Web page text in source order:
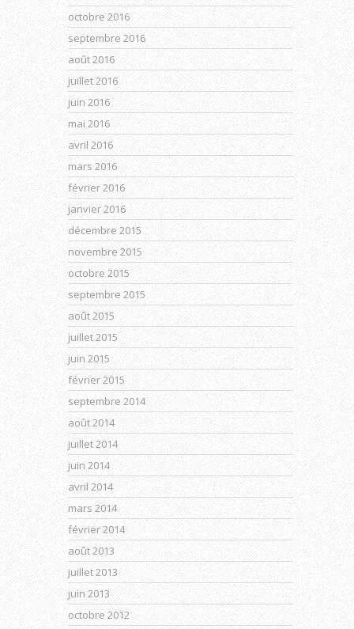
octobre 2016
septembre 2016
août 2016
juillet 2016
juin 2016
mai 2016
avril 2016
mars 2016
février 2016
janvier 2016
décembre 2015
novembre 2015
octobre 2015
septembre 2015
août 2015
juillet 2015
juin 2015
février 2015
septembre 2014
août 2014
juillet 2014
juin 2014
avril 2014
mars 2014
février 2014
août 2013
juillet 2013
juin 2013
octobre 2012